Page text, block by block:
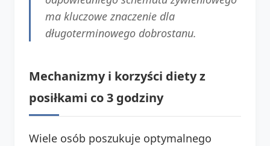
ma kluczowe znaczenie dla
długoterminowego dobrostanu.
Mechanizmy i korzyści diety z
posiłkami co 3 godziny
Wiele osób poszukuje optymalnego